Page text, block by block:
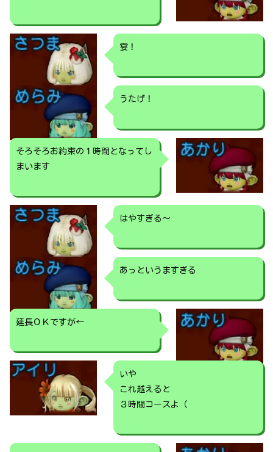
宴！
うたげ！
そろそろお約束の１時間となってし
まいます
はやすぎる～
あっというますぎる
延長ＯＫですが←
いや
これ越えると
３時間コースよ（